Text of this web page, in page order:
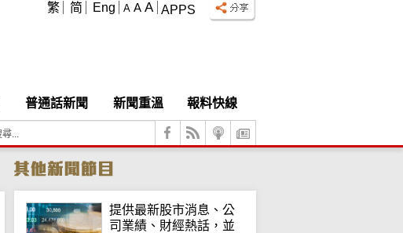
APPS
A A A
繁 简 Eng
普通話新聞 新聞重溫
報料快線
提供最新股市消息、公
司業績、財經熱話，並